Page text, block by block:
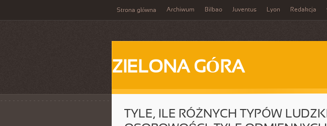
Strona główna Archiwum Bilbao Juventus Lyon Redakcja
ZIELONA GÓRA
TYLE, ILE RÓŻNYCH TYPÓW